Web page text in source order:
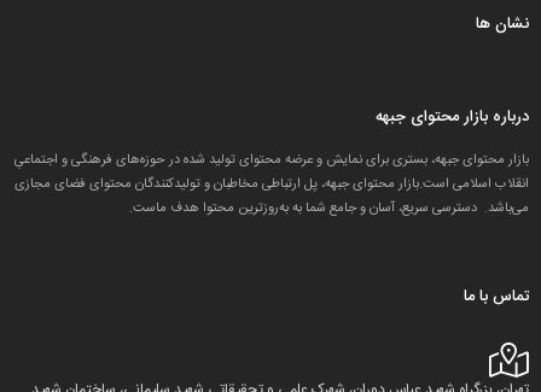
نشان ها
درباره بازار محتوای جبهه
بازار محتوای جبهه، بستری برای نمایش و عرضه محتوای تولید شده در حوزه‌های فرهنگی و اجتماعیِ
انقلاب اسلامی است.بازار محتوای جبهه، پل ارتباطی مخاطبان و تولید‌کنندگان محتوای فضای مجازی
می‌باشد. دسترسی سریع، آسان و جامع شما به به‌روزترین محتوا هدف ماست.
تماس با ما